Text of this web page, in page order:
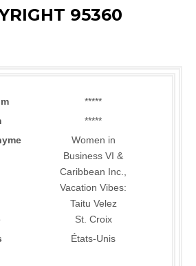
95360
*****
*****
Women in
Business VI &
Caribbean Inc.,
Vacation Vibes:
Taitu Velez
St. Croix
États-Unis